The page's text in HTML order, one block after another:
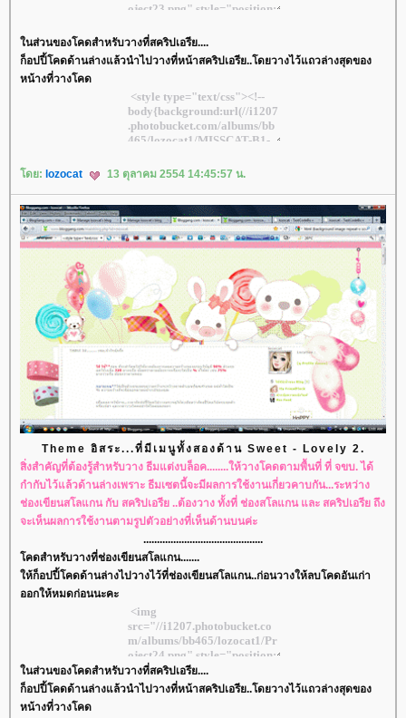
นส่วนของโคดสำหรับวางที่สคริปเอรีย....
ก็อปปี้โคดด้านล่างแล้วนำไปวางที่หน้าสคริปเอรีย..โดยวางไว้แถวล่างสุดของ
หน้างที่วางโคด
ดย: lozocat 13 ตุลาคม 2554 14:45:57 น.
Theme อิสระ...ที่มีเมนูทั้งสองด้าน Sweet - Lovely 2.
สิ่งสำคัญที่ต้องรู้สำหรับวาง ธีมแต่งบล็อค........ให้วางโคดตามพื้นที่ ที่ จขบ. ได้
กำกับไว้แล้วด้านล่างเพราะ ธีมเซตนี้จะมีผลการใช้งานเกี่ยวคาบกัน...ระหว่าง
ช่องเขียนสโลแกน กับ สคริปเอรีย ..ต้องวาง ทั้งที่ ช่องสโลแกน และ สคริปเอรีย ถึง
จะเห็นผลการใช้งานตามรูปตัวอย่างที่เห็นด้านบนค่ะ
............................................
คดสำหรับวางที่ช่องเขียนสโลแกน.......
ห้ก็อปปี้โคดด้านล่างไปวางไว้ที่ช่องเขียนสโลแกน..ก่อนวางให้ลบโคดอันเก่า
ออกให้หมดก่อนนะคะ
นส่วนของโคดสำหรับวางที่สคริปเอรีย....
ก็อปปี้โคดด้านล่างแล้วนำไปวางที่หน้าสคริปเอรีย..โดยวางไว้แถวล่างสุดของ
หน้างที่วางโคด